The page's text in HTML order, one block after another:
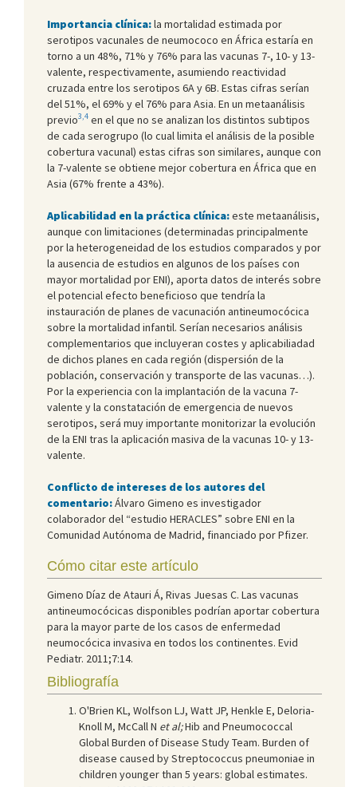
Importancia clínica:la mortalidad estimada por
serotipos vacunales de neumococo en África estaría en
torno a un 48%, 71% y 76% para las vacunas 7-, 10- y 13-
valente, respectivamente, asumiendo reactividad
cruzada entre los serotipos 6A y 6B. Estas cifras serían
del 51%, el 69% y el 76% para Asia. En un metaanálisis
previo3,4 en el que no se analizan los distintos subtipos
de cada serogrupo (lo cual limita el análisis de la posible
cobertura vacunal) estas cifras son similares, aunque con
la 7-valente se obtiene mejor cobertura en África que en
Asia (67% frente a 43%).
Aplicabilidad en la práctica clínica:este metaanálisis,
aunque con limitaciones (determinadas principalmente
por la heterogeneidad de los estudios comparados y por
la ausencia de estudios en algunos de los países con
mayor mortalidad por ENI), aporta datos de interés sobre
el potencial efecto beneficioso que tendría la
instauración de planes de vacunación antineumocócica
sobre la mortalidad infantil. Serían necesarios análisis
complementarios que incluyeran costes y aplicabiliadad
de dichos planes en cada región (dispersión de la
población, conservación y transporte de las vacunas…).
Por la experiencia con la implantación de la vacuna 7-
valente y la constatación de emergencia de nuevos
serotipos, será muy importante monitorizar la evolución
de la ENI tras la aplicación masiva de la vacunas 10- y 13-
valente.
Conflicto de intereses de los autores del
comentario:Álvaro Gimeno es investigador
colaborador del “estudio HERACLES” sobre ENI en la
Comunidad Autónoma de Madrid, financiado por Pfizer.
Cómo citar este artículo
Gimeno Díaz de Atauri Á, Rivas Juesas C. Las vacunas
antineumocócicas disponibles podrían aportar cobertura
para la mayor parte de los casos de enfermedad
neumocócica invasiva en todos los continentes. Evid
Pediatr. 2011;7:14.
Bibliografía
O'Brien KL, Wolfson LJ, Watt JP, Henkle E, Deloria-
Knoll M, McCall N et al;Hib and Pneumococcal
Global Burden of Disease Study Team. Burden of
disease caused by Streptococcus pneumoniae in
children younger than 5 years: global estimates.